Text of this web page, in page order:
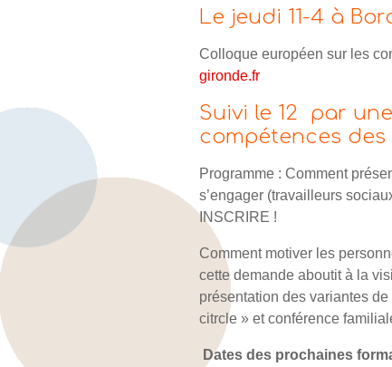
Le jeudi 11-4 à
Colloque européen sur les
gironde.fr
Suivi le 12 par
compétences
Programme : Comment
s’engager (travailleurs
INSCRIRE !
Comment motiver les
cette demande aboutit à la
présentation des variantes
citrcle » et conférence
Dates des prochaines